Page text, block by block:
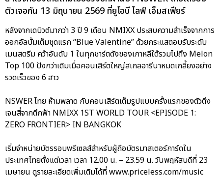
ตัวเจอกัน 13 มิถุนายน 2569 ที่ยูโอบี ไลฟ์ เอ็มสเฟียร์
หลังจากเดบิวต์มากว่า 3 ปี 9 เดือน NMIXX ประสบความสำเร็จจากการ
ออกอัลบั้มเต็มชุดแรก “Blue Valentine” ด้วยกระแสตอบรับระดับ
เมนสตรีม คว้าอันดับ 1 ในทุกชาร์ตดังของเกาหลีใต้รวมไปถึง Melon
Top 100 ปังกว่าเดิมเมื่อคอนเสิร์ตใหญ่สเกลอารีนาหมดเกลี้ยงอย่าง
รวดเร็วของ 6 สาว
NSWER ไทย ห้ามพลาด กับคอนเสิร์ตเต็มรูปแบบครั้งแรกของตัวตึง
เจนสี่จากตึกฟ้า NMIXX 1ST WORLD TOUR <EPISODE 1:
ZERO FRONTIER> IN BANGKOK
เริ่มจำหน่ายบัตรรอบพรีเซลส์สำหรับผู้ถือบัตรมาสเตอร์การ์ดใน
ประเทศไทยตั้งแต่เวลา เวลา 12.00 น. – 23.59 น. วันพฤหัสบดีที่ 23
เมษายน ดูรายละเอียดเพิ่มเติมได้ที่ www.priceless.com/music